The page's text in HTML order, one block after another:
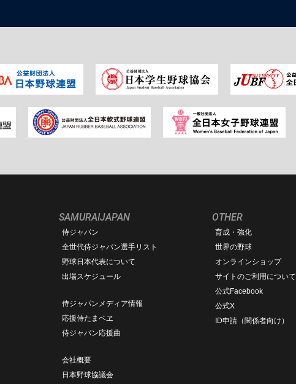
SAMURAIJAPAN
侍ジャパン
全世代侍ジャパン選手リスト
野球日本代表について
出場スケジュール
侍ジャパンメディア情報
応援侍たまベヱ
侍ジャパン応援曲
会社概要
日本野球協議会
OTHER
育成・強化
世界の野球
オンラインショップ
サイトのご利用について
公式Facebook
公式X
ID申請（関係者向け）